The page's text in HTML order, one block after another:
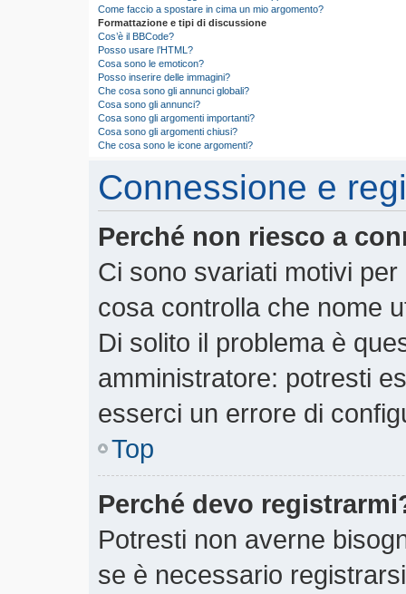
Come faccio a spostare in cima un mio argomento?
Formattazione e tipi di discussione
Cos’è il BBCode?
Posso usare l’HTML?
Cosa sono le emoticon?
Posso inserire delle immagini?
Che cosa sono gli annunci globali?
Cosa sono gli annunci?
Cosa sono gli argomenti importanti?
Cosa sono gli argomenti chiusi?
Che cosa sono le icone argomenti?
Connessione e
Perché non riesco a
Ci sono svariati motivi
cosa controlla che nome
Di solito il problema è
amministratore: potresti
esserci un errore di
Top
Perché devo
Potresti non averne
se è necessario